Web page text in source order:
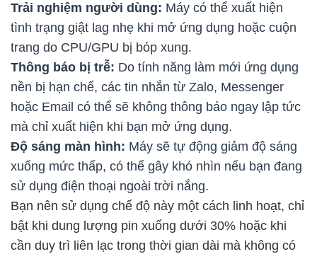
Trải nghiệm người dùng: Máy có thể xuất hiện
tình trạng giật lag nhẹ khi mở ứng dụng hoặc cuộn
trang do CPU/GPU bị bóp xung.
Thông báo bị trễ: Do tính năng làm mới ứng dụng
nền bị hạn chế, các tin nhắn từ Zalo, Messenger
hoặc Email có thể sẽ không thông báo ngay lập tức
mà chỉ xuất hiện khi bạn mở ứng dụng.
Độ sáng màn hình: Máy sẽ tự động giảm độ sáng
xuống mức thấp, có thể gây khó nhìn nếu bạn đang
sử dụng điện thoại ngoài trời nắng.
Bạn nên sử dụng chế độ này một cách linh hoạt, chỉ
bật khi dung lượng pin xuống dưới 30% hoặc khi
cần duy trì liên lạc trong thời gian dài mà không có